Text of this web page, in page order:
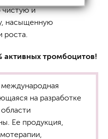
чистую и
насыщенную
активных тромбоцитов!
на разработке
Ее продукция,